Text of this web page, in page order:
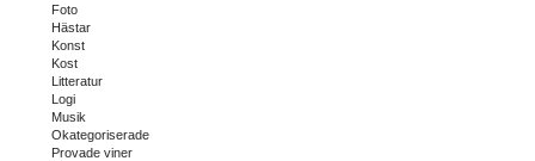
Foto
Hästar
Konst
Kost
Litteratur
Logi
Musik
Okategoriserade
Provade viner